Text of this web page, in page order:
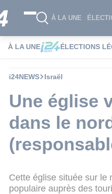
À LA UNE
À LA UNE ÉLECTIONS
i24NEWS Israël
Une église
dans le
Cette église située sur le
populaire auprès des